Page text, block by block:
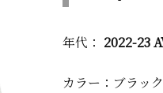
年代： 2022-23
カラー：ブラック